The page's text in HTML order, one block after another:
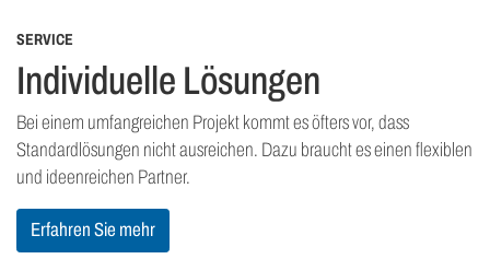
SERVICE
Individuelle Lösungen
Bei einem umfangreichen Projekt kommt es öfters vor, dass
Standardlösungen nicht ausreichen. Dazu braucht es einen flexiblen
und ideenreichen Partner.
Erfahren Sie mehr